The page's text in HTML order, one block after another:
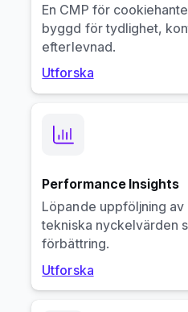
En CMP för
byggd för tydlighet,
efterlevnad.
Utforska
Performance Insights
Löpande uppföljning av
tekniska nyckelvärden
förbättring.
Utforska